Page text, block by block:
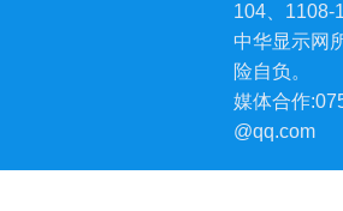
104、1108-
中华显示网
险自负。
媒体合作
@qq.com